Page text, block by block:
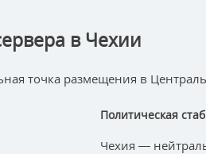
в Чехии
точка размещения в
Политическая
Чехия —